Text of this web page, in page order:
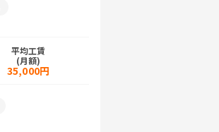
平均工賃
(月額)
35,000円